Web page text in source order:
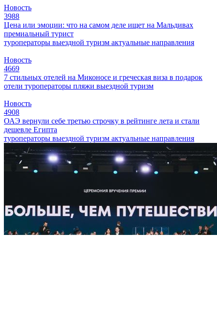
Новость
3988
Цена или эмоции: что на самом деле ищет на Мальдивах
премиальный турист
туроператоры выездной туризм актуальные направления
Новость
4669
7 стильных отелей на Миконосе и греческая виза в подарок
отели туроператоры пляжи выездной туризм
Новость
4908
ОАЭ вернули себе третью строчку в рейтинге лета и стали
дешевле Египта
туроператоры выездной туризм актуальные направления